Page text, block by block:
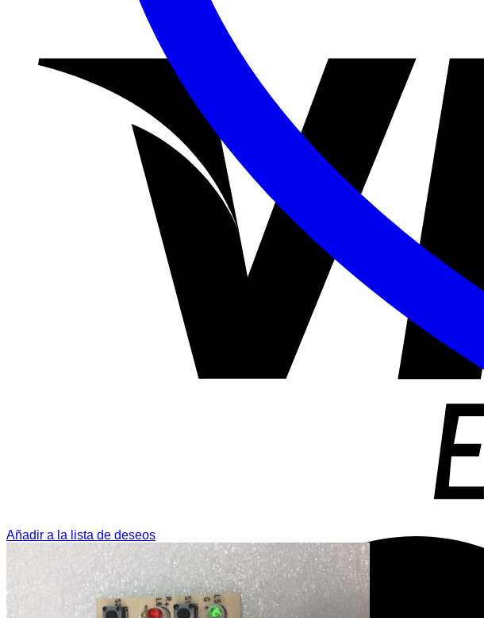
Añadir a la lista de deseos